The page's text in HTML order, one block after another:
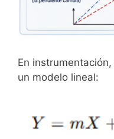
En
un modelo lineal: